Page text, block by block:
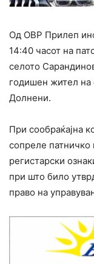
Од ОВР Прилеп
14:40 часот на
селото
годишен жител
Долнени.
При сообраќајна
сопреле патничко
регистарски
при што било
право на